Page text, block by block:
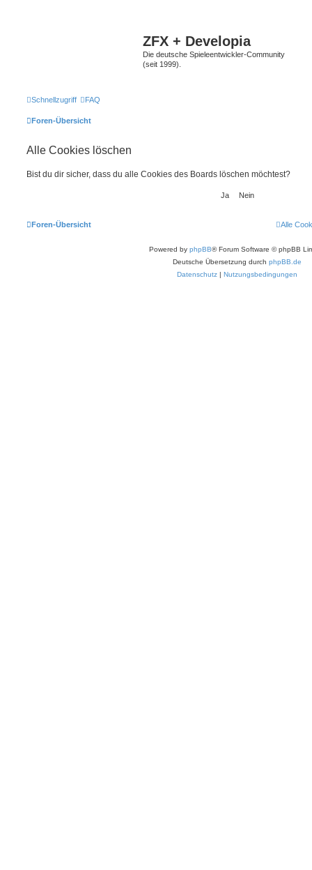
ZFX + Developia
Die deutsche Spieleentwickler-Community
(seit 1999).
Schnellzugriff FAQ
Foren-Übersicht
Alle Cookies löschen
Bist du dir sicher, dass du alle Cookies des Boards löschen möchtest?
Foren-Übersicht Alle
Powered by phpBB® Forum Software © phpBB
Deutsche Übersetzung durch phpBB.de
Datenschutz | Nutzungsbedingungen